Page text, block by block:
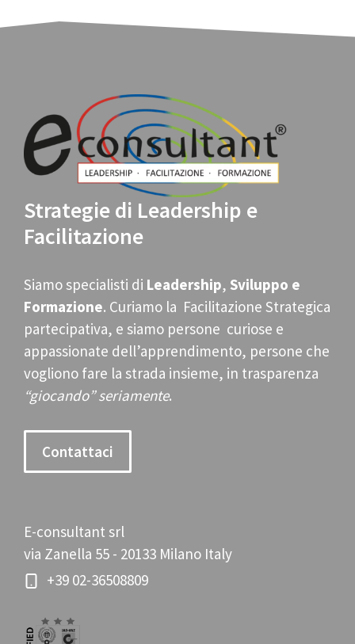
Strategie di Leadership e
Facilitazione
Siamo specialisti di Leadership, Sviluppo e
Formazione. Curiamo la Facilitazione Strategica
partecipativa, e siamo persone curiose e
appassionate dell’apprendimento, persone che
vogliono fare la strada insieme, in trasparenza
“giocando” seriamente.
Contattaci
E-consultant srl
via Zanella 55 - 20133 Milano Italy
+39 02-36508809